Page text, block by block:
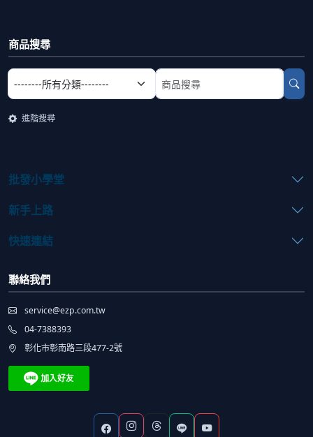
商品搜尋
選擇商品分類
搜尋商品關鍵字
進階搜尋
批發小學堂
新手上路
快速連結
聯絡我們
service@ezp.com.tw
04-7388393
彰化市彰南路三段477-2號